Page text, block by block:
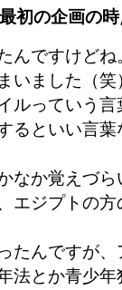
初の企画の
んですけど
いました（笑
ルっていう
るといい言
なか覚えづ
エジプトの
たんですが
法とか青少